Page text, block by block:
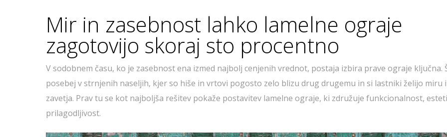
Mir in zasebnost lahko lamelne ograje
zagotovijo skoraj sto procentno
V sodobnem času, ko je zasebnost ena izmed najbolj cenjenih vrednot, postaja izbira prave ograje ključna.
posebej v strnjenih naseljih, kjer so hiše in vrtovi pogosto zelo blizu drug drugemu in si lastniki želijo miru
zavetja. Prav tu se kot najboljša rešitev pokaže postavitev lamelne ograje, ki združuje funkcionalnost,
prilagodljivost.